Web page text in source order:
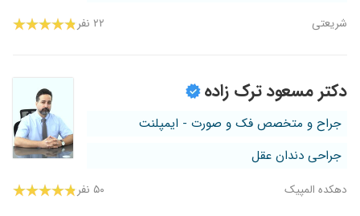
شریعتی ۲۲ نفر
دکتر مسعود ترک زاده
جراح و متخصص فک و صورت - ایمپلنت
جراحی دندان عقل
دهکده المپیک ۵۰ نفر